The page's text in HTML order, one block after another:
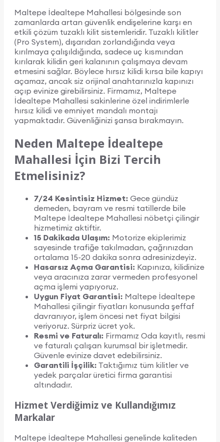
Maltepe İdealtepe Mahallesi bölgesinde son
zamanlarda artan güvenlik endişelerine karşı en
etkili çözüm tuzaklı kilit sistemleridir. Tuzaklı kilitler
(Pro System), dışarıdan zorlandığında veya
kırılmaya çalışıldığında, sadece uç kısmından
kırılarak kilidin geri kalanının çalışmaya devam
etmesini sağlar. Böylece hırsız kilidi kırsa bile kapıyı
açamaz, ancak siz orijinal anahtarınızla kapınızı
açıp evinize girebilirsiniz. Firmamız, Maltepe
İdealtepe Mahallesi sakinlerine özel indirimlerle
hırsız kilidi ve emniyet mandalı montajı
yapmaktadır. Güvenliğinizi şansa bırakmayın.
Neden Maltepe İdealtepe
Mahallesi İçin Bizi Tercih
Etmelisiniz?
7/24 Kesintisiz Hizmet: Gece gündüz
demeden, bayram ve resmi tatillerde bile
Maltepe İdealtepe Mahallesi nöbetçi çilingir
hizmetimiz aktiftir.
15 Dakikada Ulaşım: Motorize ekiplerimiz
sayesinde trafiğe takılmadan, çağrınızdan
ortalama 15-20 dakika sonra adresinizdeyiz.
Hasarsız Açma Garantisi: Kapınıza, kilidinize
veya aracınıza zarar vermeden profesyonel
açma işlemi yapıyoruz.
Uygun Fiyat Garantisi: Maltepe İdealtepe
Mahallesi çilingir fiyatları konusunda şeffaf
davranıyor, işlem öncesi net fiyat bilgisi
veriyoruz. Sürpriz ücret yok.
Resmi ve Faturalı: Firmamız Oda kayıtlı, resmi
ve faturalı çalışan kurumsal bir işletmedir.
Güvenle evinize davet edebilirsiniz.
Garantili İşçilik: Taktığımız tüm kilitler ve
yedek parçalar üretici firma garantisi
altındadır.
Hizmet Verdiğimiz ve Kullandığımız
Markalar
Maltepe İdealtepe Mahallesi genelinde kaliteden